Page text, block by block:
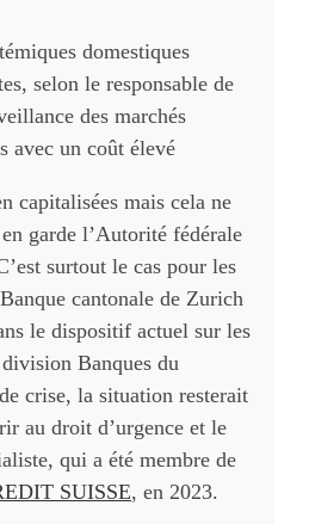
domestiques
selon le responsable de
des marchés
avec un coût élevé
capitalisées mais cela ne
garde l’Autorité fédérale
surtout le cas pour les
cantonale de Zurich
le dispositif actuel sur les
Banques du
crise, la situation resterait
au droit d’urgence et le
qui a été membre de
SUISSE, en 2023.